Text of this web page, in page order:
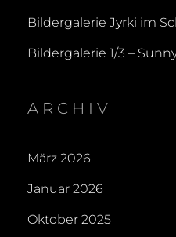
Bildergalerie Jyrki im
Bildergalerie 1/3 –
ARCHIV
März 2026
Januar 2026
Oktober 2025